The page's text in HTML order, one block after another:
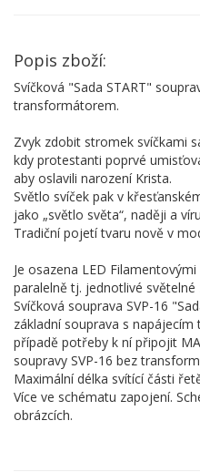
Popis zboží:
Svíčková "Sada START"
transformátorem.
Zvyk zdobit stromek svíčkami
kdy protestanti poprvé
aby oslavili narození Krista.
Světlo svíček pak v
jako „světlo světa“, naději a
Tradiční pojetí tvaru nově v
Je osazena LED
paralelně tj. jednotlivé
Svíčková souprava SVP-16
základní souprava s
případě potřeby k ní připojit
soupravy SVP-16 bez
Maximální délka svítící části
Více ve schématu zapojení.
obrázcích.